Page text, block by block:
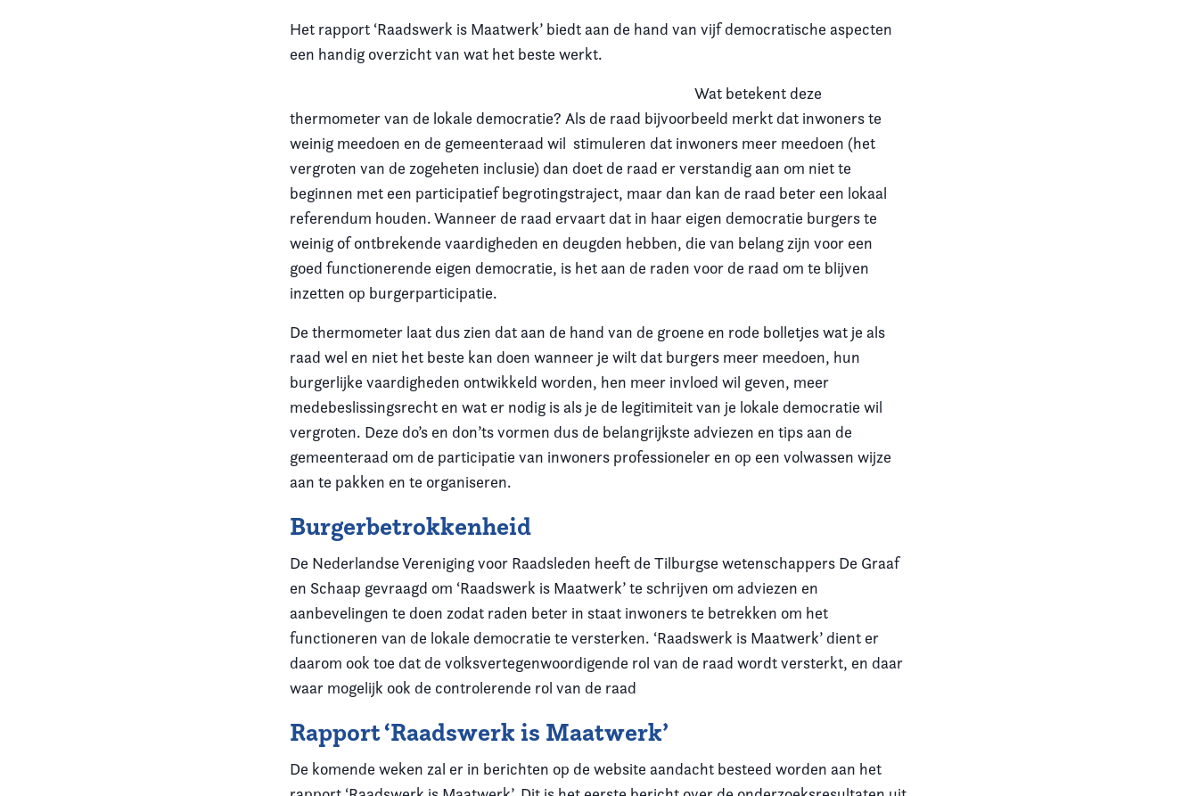
Het rapport ‘Raadswerk is Maatwerk’ biedt aan de hand van vijf democratische aspecten
een handig overzicht van wat het beste werkt.
Wat betekent deze
thermometer van de lokale democratie? Als de raad bijvoorbeeld merkt dat inwoners te
weinig meedoen en de gemeenteraad wil stimuleren dat inwoners meer meedoen (het
vergroten van de zogeheten inclusie) dan doet de raad er verstandig aan om niet te
beginnen met een participatief begrotingstraject, maar dan kan de raad beter een lokaal
referendum houden. Wanneer de raad ervaart dat in haar eigen democratie burgers te
weinig of ontbrekende vaardigheden en deugden hebben, die van belang zijn voor een
goed functionerende eigen democratie, is het aan de raden voor de raad om te blijven
inzetten op burgerparticipatie.
De thermometer laat dus zien dat aan de hand van de groene en rode bolletjes wat je als
raad wel en niet het beste kan doen wanneer je wilt dat burgers meer meedoen, hun
burgerlijke vaardigheden ontwikkeld worden, hen meer invloed wil geven, meer
medebeslissingsrecht en wat er nodig is als je de legitimiteit van je lokale democratie wil
vergroten. Deze do’s en don’ts vormen dus de belangrijkste adviezen en tips aan de
gemeenteraad om de participatie van inwoners professioneler en op een volwassen wijze
aan te pakken en te organiseren.
Burgerbetrokkenheid
De Nederlandse Vereniging voor Raadsleden heeft de Tilburgse wetenschappers De Graaf
en Schaap gevraagd om ‘Raadswerk is Maatwerk’ te schrijven om adviezen en
aanbevelingen te doen zodat raden beter in staat inwoners te betrekken om het
functioneren van de lokale democratie te versterken. ‘Raadswerk is Maatwerk’ dient er
daarom ook toe dat de volksvertegenwoordigende rol van de raad wordt versterkt, en daar
waar mogelijk ook de controlerende rol van de raad
Rapport ‘Raadswerk is Maatwerk’
De komende weken zal er in berichten op de website aandacht besteed worden aan het